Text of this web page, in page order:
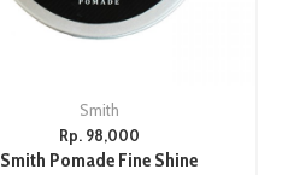
Smith
Rp. 98,000
Smith Pomade Fine Shine